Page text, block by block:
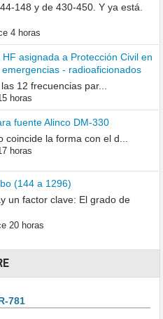
148 y de 430-450. Y ya está.
4 horas
asignada a Protección Civil en
- radioaficionados
12 frecuencias par...
horas
fuente Alinco DM-330
la forma con el d...
horas
(144 a 1296)
un factor clave: El grado de
20 horas
781